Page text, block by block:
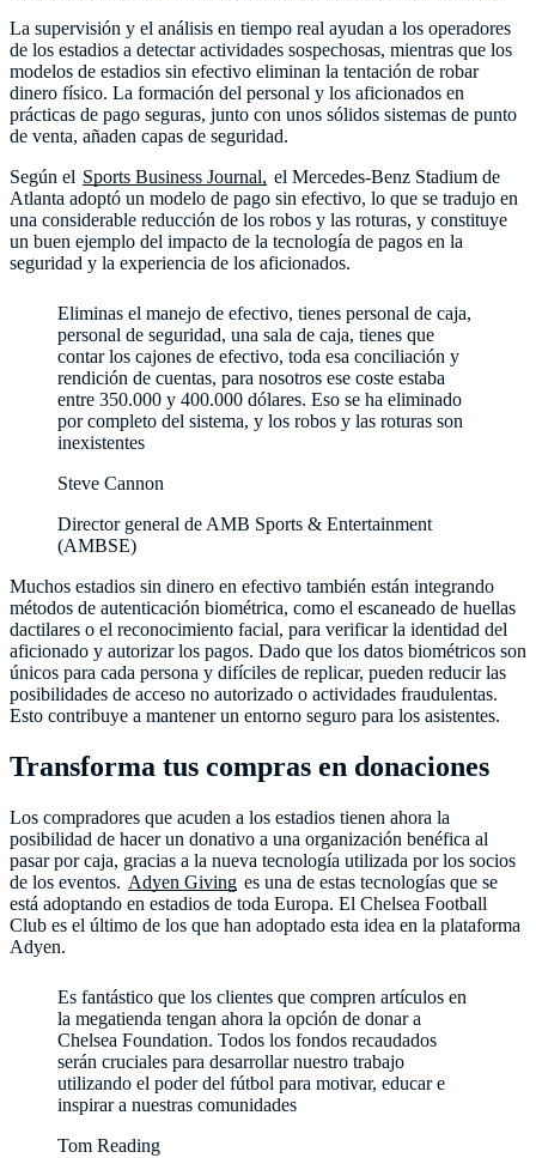
La supervisión y el análisis en tiempo real ayudan a los operadores
de los estadios a detectar actividades sospechosas, mientras que los
modelos de estadios sin efectivo eliminan la tentación de robar
dinero físico. La formación del personal y los aficionados en
prácticas de pago seguras, junto con unos sólidos sistemas de punto
de venta, añaden capas de seguridad.
Según el Sports Business Journal, el Mercedes-Benz Stadium de
Atlanta adoptó un modelo de pago sin efectivo, lo que se tradujo en
una considerable reducción de los robos y las roturas, y constituye
un buen ejemplo del impacto de la tecnología de pagos en la
seguridad y la experiencia de los aficionados.
Eliminas el manejo de efectivo, tienes personal de caja,
personal de seguridad, una sala de caja, tienes que
contar los cajones de efectivo, toda esa conciliación y
rendición de cuentas, para nosotros ese coste estaba
entre 350.000 y 400.000 dólares. Eso se ha eliminado
por completo del sistema, y los robos y las roturas son
inexistentes
Steve Cannon
Director general de AMB Sports & Entertainment
(AMBSE)
Muchos estadios sin dinero en efectivo también están integrando
métodos de autenticación biométrica, como el escaneado de huellas
dactilares o el reconocimiento facial, para verificar la identidad del
aficionado y autorizar los pagos. Dado que los datos biométricos son
únicos para cada persona y difíciles de replicar, pueden reducir las
posibilidades de acceso no autorizado o actividades fraudulentas.
Esto contribuye a mantener un entorno seguro para los asistentes.
Transforma tus compras en donaciones
Los compradores que acuden a los estadios tienen ahora la
posibilidad de hacer un donativo a una organización benéfica al
pasar por caja, gracias a la nueva tecnología utilizada por los socios
de los eventos. Adyen Giving es una de estas tecnologías que se
está adoptando en estadios de toda Europa. El Chelsea Football
Club es el último de los que han adoptado esta idea en la plataforma
Es fantástico que los clientes que compren artículos en
la megatienda tengan ahora la opción de donar a
Chelsea Foundation. Todos los fondos recaudados
serán cruciales para desarrollar nuestro trabajo
utilizando el poder del fútbol para motivar, educar e
inspirar a nuestras comunidades
Tom Reading